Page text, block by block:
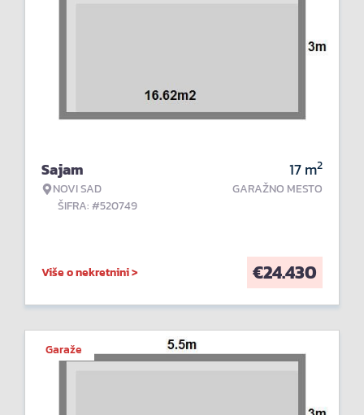
Sajam
NOVI SAD
ŠIFRA: #520749
17m2
GARAŽNO MESTO
Više o nekretnini > €24.430
Garaže